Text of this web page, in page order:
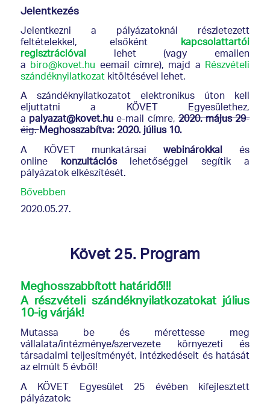
Jelentkezés
Jelentkezni a pályázatoknál részletezett
feltételekkel, elsőként kapcsolattartói
regisztrációval lehet (vagy emailen
a biro@kovet.hu eemail címre), majd a Részvételi
szándéknyilatkozatkitöltésével lehet.
A szándéknyilatkozatot elektronikus úton kell
eljuttatni a KÖVET Egyesülethez,
a palyazat@kovet.hue-mail címre,2020. május 29-
éig.Meghosszabítva: 2020. július 10.
A KÖVET munkatársaiwebinárokkal és
online konzultációslehetőséggel segítik a
pályázatok elkészítését.
Bővebben
2020.05.27.
Követ 25. Program
Meghosszabbított határidő!!!
A részvételi szándéknyilatkozatokat július
10-ig várják!
Mutassa be és mérettesse meg
vállalata/intézménye/szervezete környezeti és
társadalmi teljesítményét, intézkedéseit és hatását
az elmúlt 5 évből!
A KÖVET Egyesület 25 évében kifejlesztett
pályázatok: